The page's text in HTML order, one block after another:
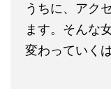
うちに、アク
ます。そんな
変わっていく